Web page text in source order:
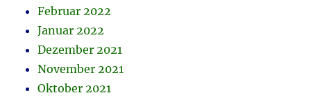
Februar 2022
Januar 2022
Dezember 2021
November 2021
Oktober 2021